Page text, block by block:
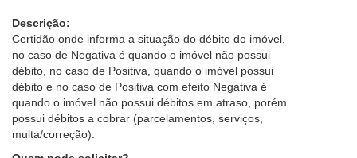
Descrição:
Certidão onde informa a situação do débito do imóvel,
no caso de Negativa é quando o imóvel não possui
débito, no caso de Positiva, quando o imóvel possui
débito e no caso de Positiva com efeito Negativa é
quando o imóvel não possui débitos em atraso, porém
possui débitos a cobrar (parcelamentos, serviços,
multa/correção).